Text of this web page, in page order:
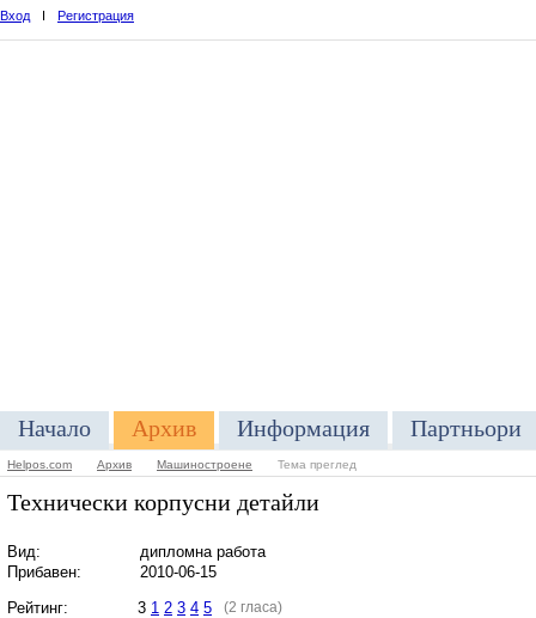
Вход I Регистрация
Начало Архив Информация Партньори
Helpos.com Архив Машиностроене Тема преглед
Технически корпусни детайли
Вид:
дипломна работа
Прибавен:
2010-06-15
Рейтинг:
3 1 2 3 4 5 (2 гласа)